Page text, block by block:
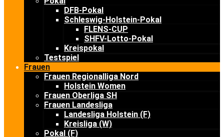
DFB-Pokal
Schleswig-Holstein-Pokal
FLENS-CUP
SHFV-Lotto-Pokal
Kreispokal
Testspiel
Frauen
Frauen Regionalliga Nord
Holstein Women
Frauen Oberliga SH
Frauen Landesliga
Landesliga Holstein (F)
Kreisliga (W)
Pokal (F)